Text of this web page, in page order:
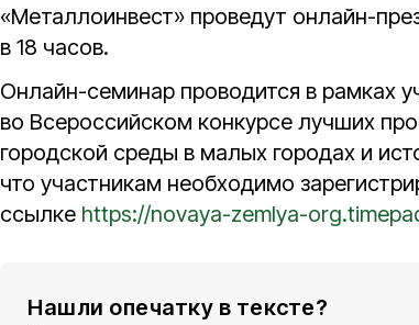
«Металлоинвест» проведут онлайн-
в 18 часов.
Онлайн-семинар проводится в рамках
во Всероссийском конкурсе лучших
городской среды в малых городах и
что участникам необходимо
ссылке https://novaya-zemlya-
Нашли опечатку в тексте?